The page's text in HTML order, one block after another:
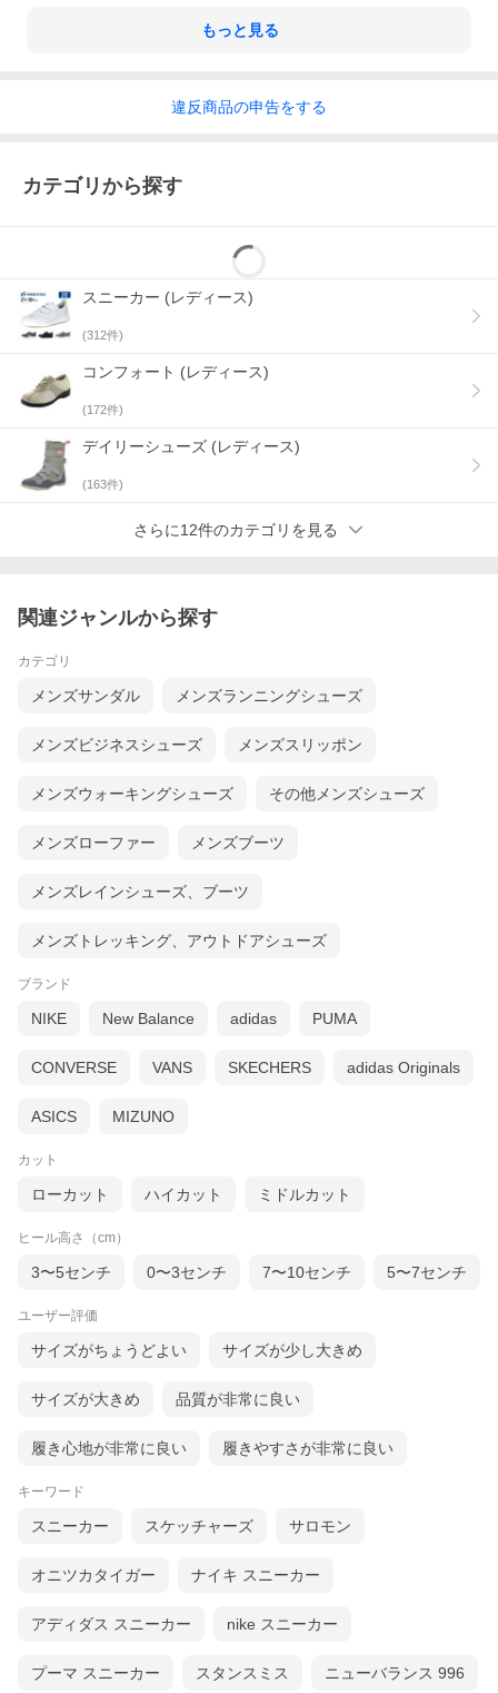
ブラック
┃カテゴリから探す
┃ブランドから探す
もっと見る
違反商品の申告をする
カテゴリから探す
スニーカー (レディース)
(312件)
コンフォート (レディース)
(172件)
デイリーシューズ (レディース)
(163件)
さらに12件のカテゴリを見る
関連ジャンルから探す
カテゴリ
メンズサンダル メンズランニングシューズ
メンズビジネスシューズ メンズスリッポン
メンズウォーキングシューズ その他メンズシューズ
メンズローファー メンズブーツ
メンズレインシューズ、ブーツ
メンズトレッキング、アウトドアシューズ
ブランド
NIKE New Balance adidas PUMA
CONVERSE VANS SKECHERS adidas Originals
ASICS MIZUNO
カット
ローカット ハイカット ミドルカット
ヒール高さ（cm）
3〜5センチ 0〜3センチ 7〜10センチ 5〜7センチ
ユーザー評価
サイズがちょうどよい サイズが少し大きめ
サイズが大きめ 品質が非常に良い
履き心地が非常に良い 履きやすさが非常に良い
キーワード
スニーカー スケッチャーズ サロモン
オニツカタイガー ナイキ スニーカー
アディダス スニーカー nike スニーカー
プーマ スニーカー スタンスミス ニューバランス 996